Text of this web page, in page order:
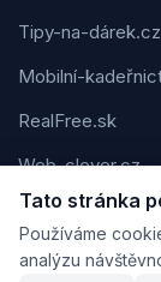
Tipy-na-dárek.cz
Mobilní-
RealFree.sk
Web-clever.cz
Kvízov.cz
Karavaning.net
Tato stránka
Používáme
analýzu